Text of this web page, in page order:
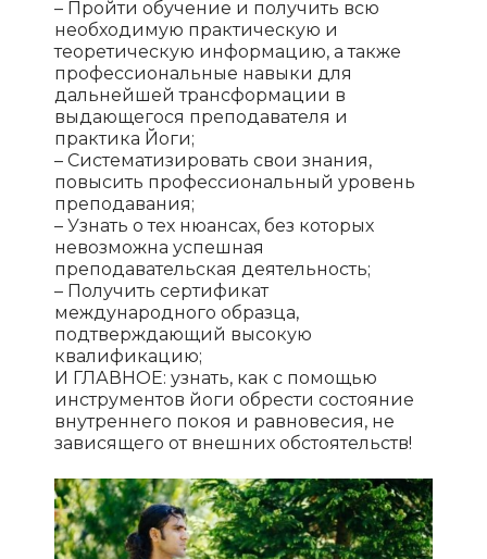
– Пройти обучение и получить всю
необходимую практическую и
теоретическую информацию, а также
профессиональные навыки для
дальнейшей трансформации в
выдающегося преподавателя и
практика Йоги;
– Систематизировать свои знания,
повысить профессиональный уровень
преподавания;
– Узнать о тех нюансах, без которых
невозможна успешная
преподавательская деятельность;
– Получить сертификат
международного образца,
подтверждающий высокую
квалификацию;
И ГЛАВНОЕ: узнать, как с помощью
инструментов йоги обрести состояние
внутреннего покоя и равновесия, не
зависящего от внешних обстоятельств!